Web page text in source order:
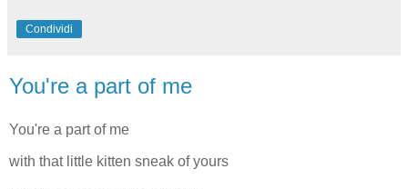
Condividi
You're a part of me
You're a part of me
with that little kitten sneak of yours